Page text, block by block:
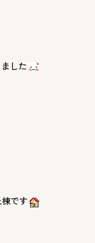
した
です